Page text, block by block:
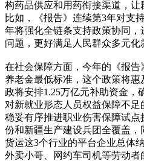
构药品供应和用药衔接渠道，
比如，《报告》连续第3年对支
年将强化全链条支持政策协同，
问题，更好满足人民群众多元化
在社会保障方面，今年的《报
养老金最低标准，这个政策将
政将安排1.25万亿元补助资金，
对新就业形态人员权益保障不
稳妥有序推进职业伤害保障试
份和新疆生产建设兵团全覆盖
货运这3个行业的平台企业总体
外卖小哥、网约车司机等劳动者